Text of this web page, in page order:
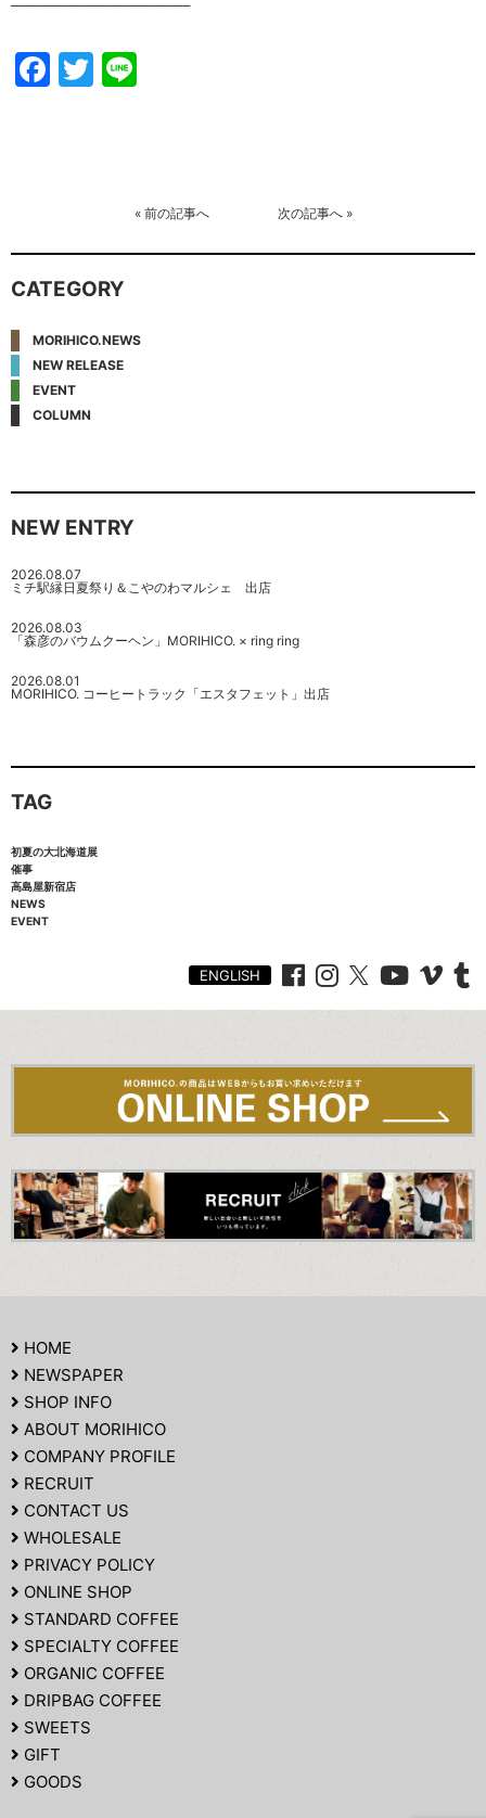
Facebook
Twitter
« 前の記事へ 次の記事へ»
CATEGORY
MORIHICO.NEWS
NEW RELEASE
EVENT
COLUMN
NEW ENTRY
2026.08.07
ミチ駅縁日夏祭り＆こやのわマルシェ 出店
2026.08.03
「森彦のバウムクーヘン」MORIHICO. × ring ring
2026.08.01
MORIHICO. コーヒートラック「エスタフェット」出店
TAG
初夏の大北海道展
催事
高島屋新宿店
NEWS
EVENT
ENGLISH
HOME
NEWSPAPER
SHOP INFO
ABOUT MORIHICO
COMPANY PROFILE
RECRUIT
CONTACT US
WHOLESALE
PRIVACY POLICY
ONLINE SHOP
STANDARD COFFEE
SPECIALTY COFFEE
ORGANIC COFFEE
DRIPBAG COFFEE
SWEETS
GIFT
GOODS